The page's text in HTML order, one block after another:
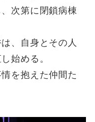
次第に閉鎖病棟
、自身とその人
始める。
を抱えた仲間た